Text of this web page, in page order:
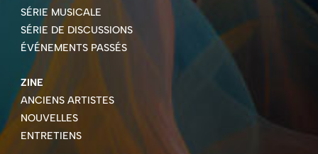
SÉRIE MUSICALE
SÉRIE DE DISCUSSIONS
ÉVÉNEMENTS PASSÉS
ZINE
ANCIENS ARTISTES
NOUVELLES
ENTRETIENS